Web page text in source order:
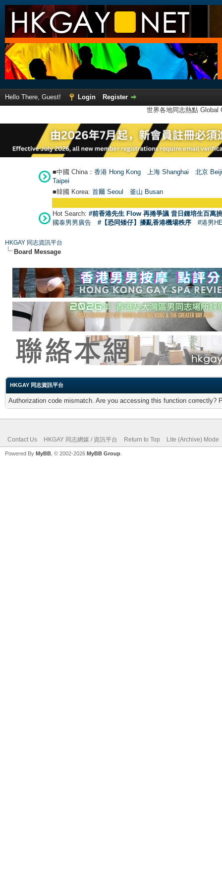
Hello There, Guest! Login
Register
世界各地同志熱點
■中國 China： 香港 Hong Kong 上海 Shanghai
北京
Taipei
■韓國 Korea: 首爾 Seoul 釜山 Busan
Hot Search: #前香港先生 Flow 再捲爭議 昔日鍾培生百萬
國泰男男廣告
#【恐同矮仔】擾亂香港機場秩序 #港男
HKGAY 同志資訊平台
Board Message
HKGAY 同志資訊平台
Authorization code mismatch. Are you accessing this function correctly?
Contact Us HKGAY 同志網媒 / 資訊平台 Return to Top Lite (Archive) Mode
Powered By MyBB , © 2002-2026 MyBB Group